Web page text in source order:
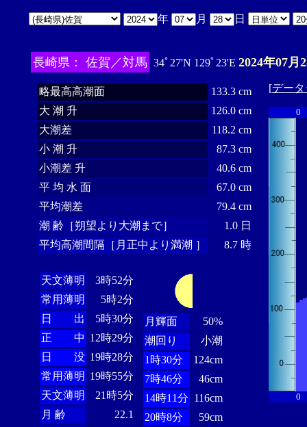
年 月 日
長崎県： 佐賀／対馬 34ﾟ27'N 129ﾟ23'E 2024年07月
略最高高潮面
133.3 cm
大 潮 升
126.0 cm
大潮差
118.2 cm
小 潮 升
87.3 cm
小潮差 升
40.6 cm
平 均 水 面
67.0 cm
平均潮差
79.4 cm
潮 齢［朔望より大潮まで］
1.0 日
平均高潮間隔［月正中より満潮 ］
8.7 時
天文薄明
3時52分
常用薄明
5時2分
日 出
5時30分
正 中 12時29分
日 没 19時28分
常用薄明 19時55分
天文薄明
21時5分
月 齢
22.1
月輝面
50%
潮回り
小潮
1時30分
124cm
7時46分
46cm
14時11分 116cm
20時8分
59cm
[デー
0
0